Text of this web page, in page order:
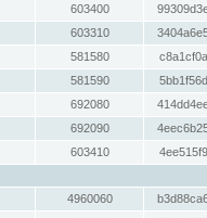
603400
603310
581580
581590
692080
692090
603410
4960060